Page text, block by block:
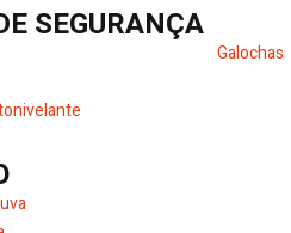
SEGURANÇA
Galochas